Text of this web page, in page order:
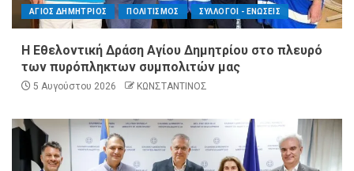
ΑΓΙΟΣ ΔΗΜΗΤΡΙΟΣ ΠΟΛΙΤΙΣΜΟΣ ΣΥΛΛΟΓΟΙ - ΕΝΩΣΕΙΣ
Η Εθελοντική Δράση Αγίου Δημητρίου στο πλευρό
των πυρόπληκτων συμπολιτών μας
5 Αυγούστου 2026 ΚΩΝΣΤΑΝΤΙΝΟΣ